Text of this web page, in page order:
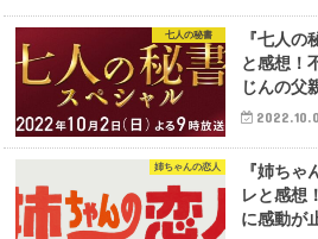
七人の秘書
『七人
と感想！
じんの父
姉ちゃんの恋人
『姉ち
レと感想
に感動が